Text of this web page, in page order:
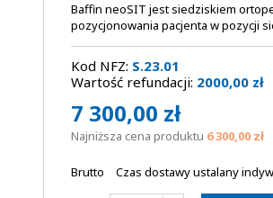
Baffin neoSIT jest siedziskiem
pozycjonowania pacjenta w pozycji
Kod NFZ: S.23.01
Wartość refundacji: 2000,00 zł
7 300,00 zł
Najniższa cena produktu 6 300,00 zł
Brutto Czas dostawy ustalany